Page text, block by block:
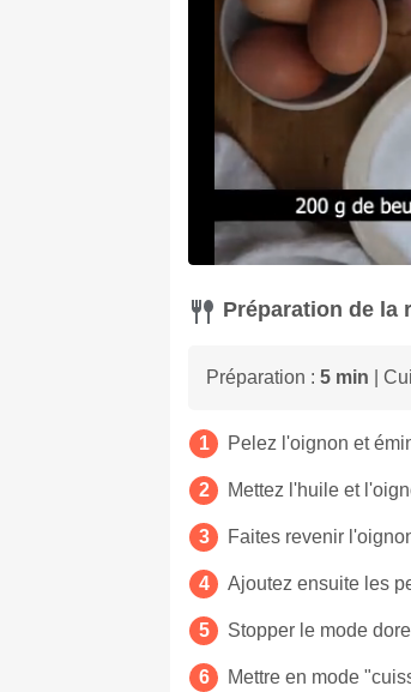
Préparation de la
Préparation : 5 min |
Pelez l'oignon et
Mettez l'huile et
Faites revenir
Ajoutez ensuite les
Stopper le mode
Mettre en mode